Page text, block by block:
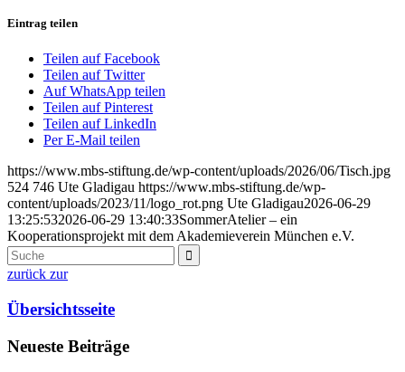
Eintrag teilen
Teilen auf Facebook
Teilen auf Twitter
Auf WhatsApp teilen
Teilen auf Pinterest
Teilen auf LinkedIn
Per E-Mail teilen
https://www.mbs-stiftung.de/wp-content/uploads/2026/06/Tisch.jpg
524 746 Ute Gladigau https://www.mbs-stiftung.de/wp-
content/uploads/2023/11/logo_rot.png Ute Gladigau2026-06-29
13:25:532026-06-29 13:40:33SommerAtelier – ein
Kooperationsprojekt mit dem Akademieverein München e.V.
zurück zur
Übersichtsseite
Neueste Beiträge